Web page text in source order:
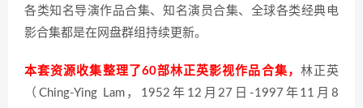
各类知名导演作品合集、知名演员合集、全球各类经典电
影合集都是在网盘群组持续更新。
本套资源收集整理了60部林正英影视作品合集， 林正英
（Ching-Ying Lam，1952年12月27日-1997年11月8